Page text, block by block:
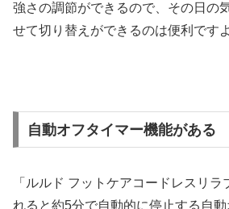
強さの調節ができるので、その日の
せて切り替えができるのは便利です
自動オフタイマー機能がある
「ルルド フットケアコードレスリラ
れると約5分で自動的に停止する自